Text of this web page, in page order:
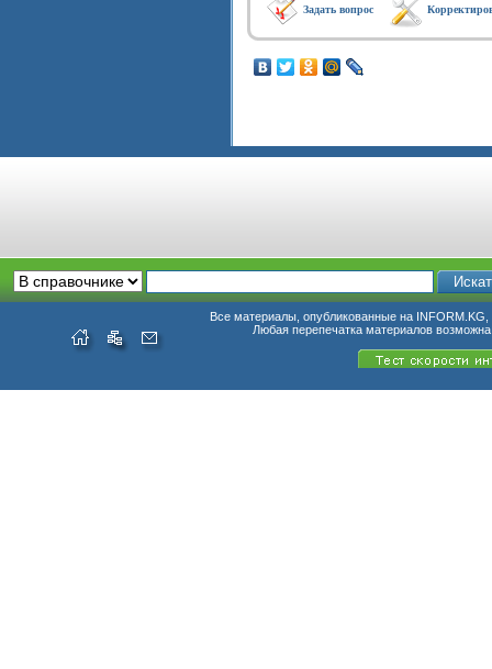
Задать вопрос
Все материалы, опубликованные на INFORM.KG,
Любая перепечатка материалов